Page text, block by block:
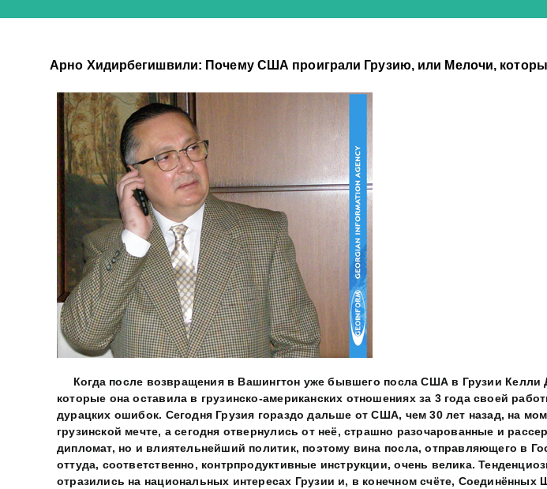
Арно Хидирбегишвили: Почему США проиграли Грузию, или Мелочи,
Когда после возвращения в Вашингтон уже бывшего посла США в Грузии Келли
которые она оставила в грузинско-американских отношениях за 3 года своей
дурацких ошибок. Сегодня Грузия гораздо дальше от США, чем 30 лет назад, на
грузинской мечте, а сегодня отвернулись от неё, страшно разочарованные и
дипломат, но и влиятельнейший политик, поэтому вина посла, отправляющего в
оттуда, соответственно, контрпродуктивные инструкции, очень велика.
отразились на национальных интересах Грузии и, в конечном счёте,